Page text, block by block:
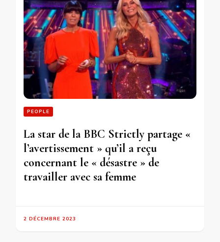
PEOPLE
La star de la BBC Strictly partage «
l’avertissement » qu’il a reçu
concernant le « désastre » de
travailler avec sa femme
2 DÉCEMBRE 2023